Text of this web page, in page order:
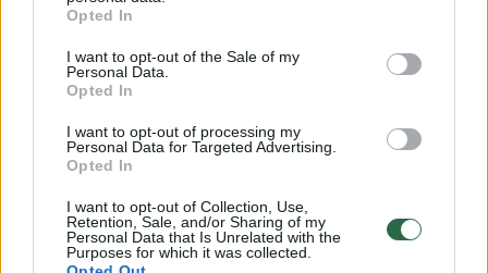
Opted In
I want to opt-out of the Sale of my
Personal Data.
Opted In
I want to opt-out of processing my
Personal Data for Targeted Advertising.
Opted In
I want to opt-out of Collection, Use,
Retention, Sale, and/or Sharing of my
Personal Data that Is Unrelated with the
Purposes for which it was collected.
V. Zalužno pasisakymą laiko bandymu įsitvirtinti
Ukrainos politikoje: jis yra neteisus
Laidos | Nauja diena
00:05:25
K. Prunskienės brolis prisiminė jaudinančią akimirką